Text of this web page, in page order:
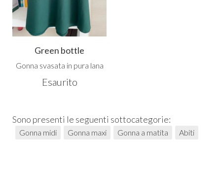
Green bottle
Gonna svasata in pura lana
Esaurito
Sono presenti le seguenti sottocategorie:
Gonna midi Gonna maxi Gonna a matita Abiti